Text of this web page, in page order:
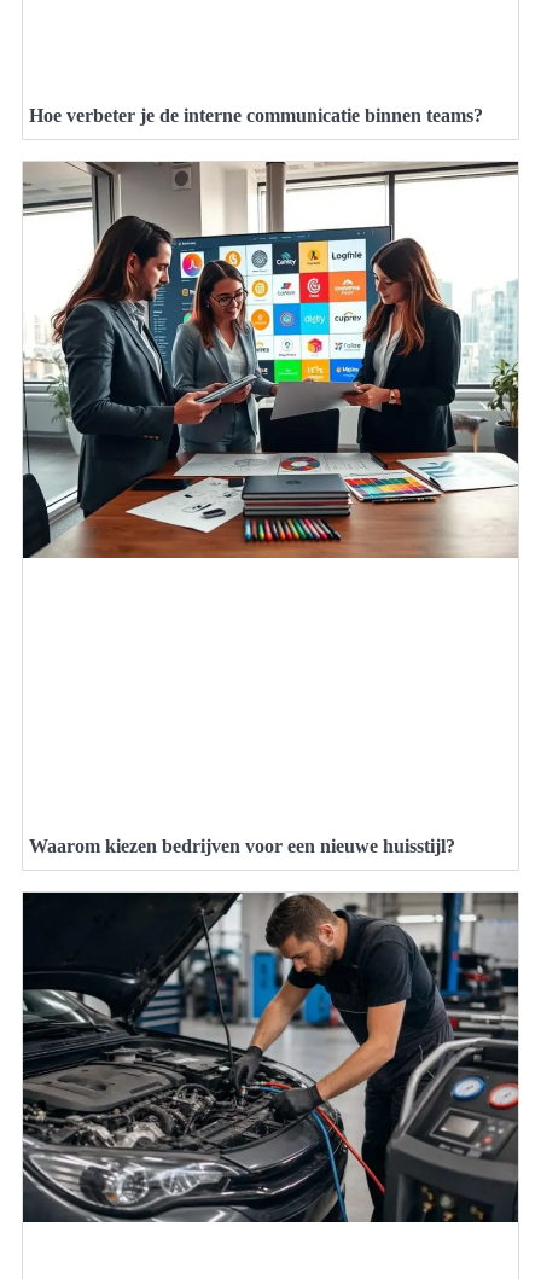
Hoe verbeter je de interne communicatie binnen teams?
Waarom kiezen bedrijven voor een nieuwe huisstijl?